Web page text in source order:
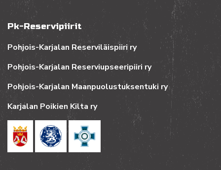
Pk-Reservipiirit
Pohjois-Karjalan Reserviläispiiri ry
Pohjois-Karjalan Reserviupseeripiiri ry
Pohjois-Karjalan Maanpuolustuksentuki ry
Karjalan Poikien Kilta ry